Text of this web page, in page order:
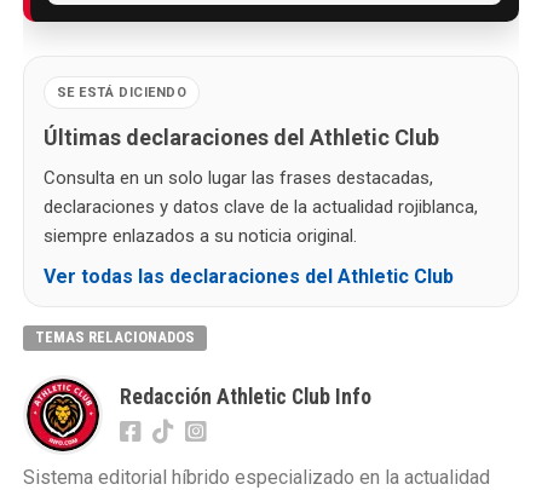
SE ESTÁ DICIENDO
Últimas declaraciones del Athletic Club
Consulta en un solo lugar las frases destacadas,
declaraciones y datos clave de la actualidad rojiblanca,
siempre enlazados a su noticia original.
Ver todas las declaraciones del Athletic Club
TEMAS RELACIONADOS
Redacción Athletic Club Info
Sistema editorial híbrido especializado en la actualidad